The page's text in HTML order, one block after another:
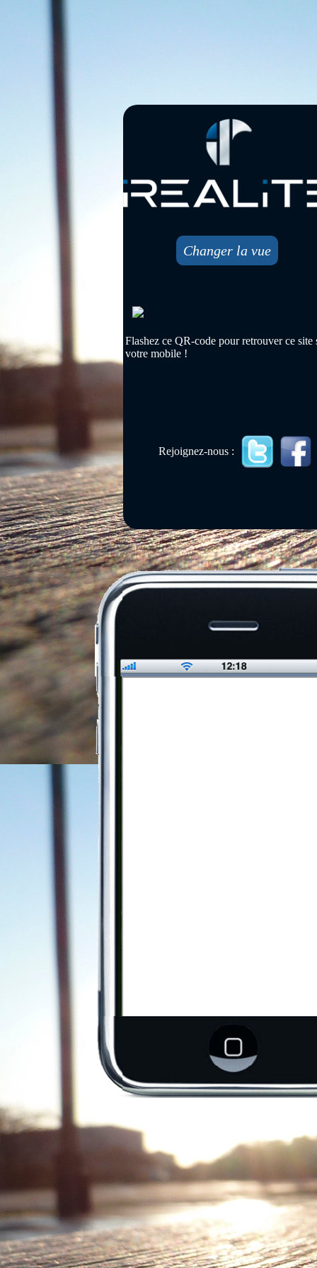
Changer la vue
Flashez ce QR-code pour retrouver ce site
votre mobile !
Rejoignez-nous :